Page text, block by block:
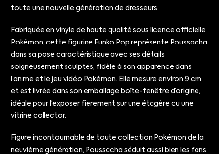
toute une nouvelle génération de dresseurs.
Fabriquée en vinyle de haute qualité sous licence officielle
Pokémon, cette figurine Funko Pop représente Poussacha
dans sa pose caractéristique avec ses détails
soigneusement sculptés, fidèle à son apparence dans
l’anime et le jeu vidéo Pokémon. Elle mesure environ 9 cm
et est livrée dans son emballage boîte-fenêtre d’origine,
idéale pour l’exposer fièrement sur une étagère ou une
vitrine collector.
Figure incontournable de toute collection Pokémon de la
neuvième génération, Poussacha séduit aussi bien les fans